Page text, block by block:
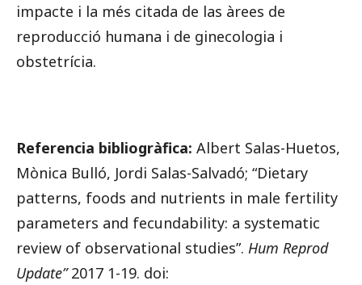
impacte i la més citada de las àrees de
reproducció humana i de ginecologia i
obstetrícia.
Referencia bibliogràfica: Albert Salas-Huetos,
Mònica Bulló, Jordi Salas-Salvadó; “Dietary
patterns, foods and nutrients in male fertility
parameters and fecundability: a systematic
review of observational studies”. Hum Reprod
Update”2017 1-19. doi: